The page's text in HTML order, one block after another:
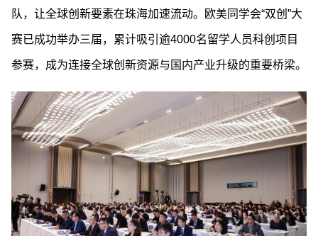
队，让全球创新要素在珠海加速流动。欧美同学会“双创”大
赛已成功举办三届，累计吸引逾4000名留学人员科创项目
参赛，成为连接全球创新资源与国内产业升级的重要桥梁。